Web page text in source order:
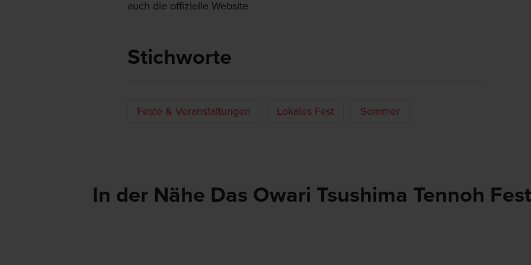
auch die offizielle Website
Stichworte
Feste & Veranstaltungen Lokales Fest Sommer
In der Nähe Das Owari Tsushima Tennoh